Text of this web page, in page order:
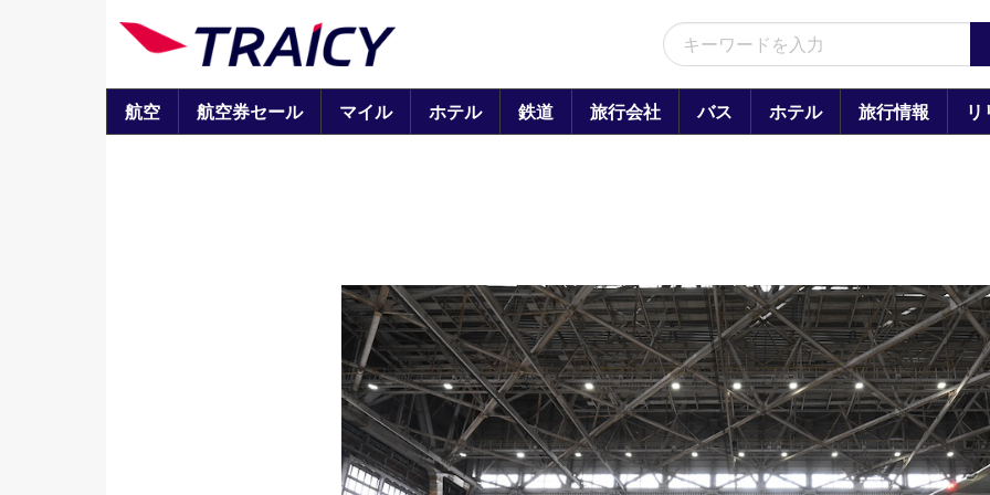
航空 航空券セール マイル ホテル 鉄道 旅行会社 バス ホテル 旅行情報 リ